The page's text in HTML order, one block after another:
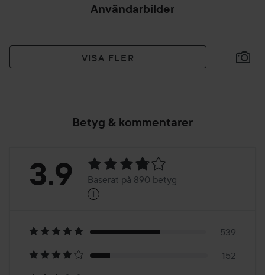
Användarbilder
VISA FLER
Betyg & kommentarer
Betyg:
Baserat
på
3.9 Baserat på 890 betyg
i
539
152